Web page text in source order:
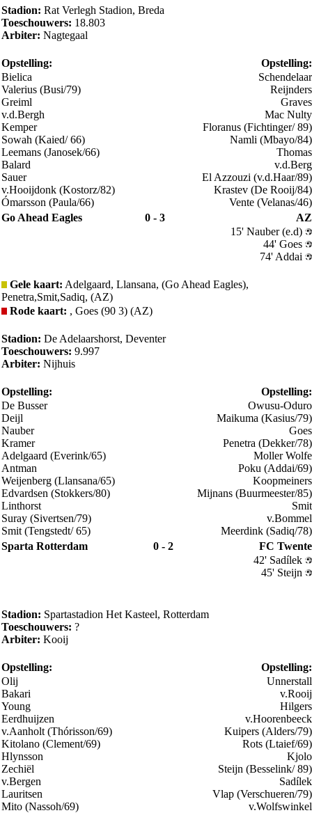
Stadion: Rat Verlegh Stadion, Breda
Toeschouwers: 18.803
Arbiter: Nagtegaal
Opstelling:
Opstelling:
Bielica
Valerius (Busi/79)
Greiml
v.d.Bergh
Kemper
Sowah (Kaied/ 66)
Leemans (Janosek/66)
Balard
Sauer
v.Hooijdonk (Kostorz/82)
Ómarsson (Paula/66)
Schendelaar
Reijnders
Graves
Mac Nulty
Floranus (Fichtinger/ 89)
Namli (Mbayo/84)
Thomas
v.d.Berg
El Azzouzi (v.d.Haar/89)
Krastev (De Rooij/84)
Vente (Velanas/46)
Go Ahead Eagles
0 - 3
AZ
15' Nauber (e.d)
44' Goes
74' Addai
Gele kaart: Adelgaard, Llansana, (Go Ahead Eagles),
Penetra,Smit,Sadiq, (AZ)
Rode kaart: , Goes (90 3) (AZ)
Stadion: De Adelaarshorst, Deventer
Toeschouwers: 9.997
Arbiter: Nijhuis
Opstelling:
Opstelling:
De Busser
Deijl
Nauber
Kramer
Adelgaard (Everink/65)
Antman
Weijenberg (Llansana/65)
Edvardsen (Stokkers/80)
Linthorst
Suray (Sivertsen/79)
Smit (Tengstedt/ 65)
Owusu-Oduro
Maikuma (Kasius/79)
Goes
Penetra (Dekker/78)
Moller Wolfe
Poku (Addai/69)
Koopmeiners
Mijnans (Buurmeester/85)
Smit
v.Bommel
Meerdink (Sadiq/78)
Sparta Rotterdam
0 - 2
FC Twente
42' Sadílek
45' Steijn
Stadion: Spartastadion Het Kasteel, Rotterdam
Toeschouwers: ?
Arbiter: Kooij
Opstelling:
Opstelling:
Olij
Bakari
Young
Eerdhuijzen
v.Aanholt (Thórisson/69)
Kitolano (Clement/69)
Hlynsson
Zechiël
v.Bergen
Lauritsen
Mito (Nassoh/69)
Unnerstall
v.Rooij
Hilgers
v.Hoorenbeeck
Kuipers (Alders/79)
Rots (Ltaief/69)
Kjolo
Steijn (Besselink/ 89)
Sadílek
Vlap (Verschueren/79)
v.Wolfswinkel